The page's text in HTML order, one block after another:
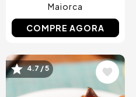
Maiorca
COMPRE AGORA
Imagem
4.7 / 5